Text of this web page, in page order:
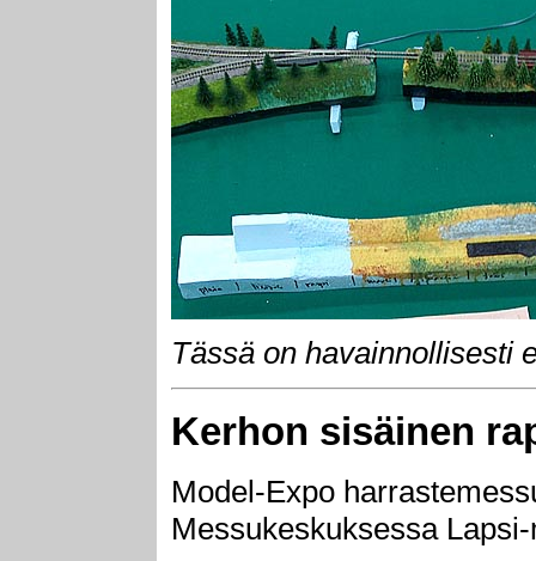
Tässä on havainnollisesti
Kerhon sisäinen
Model-Expo
Messukeskuksessa